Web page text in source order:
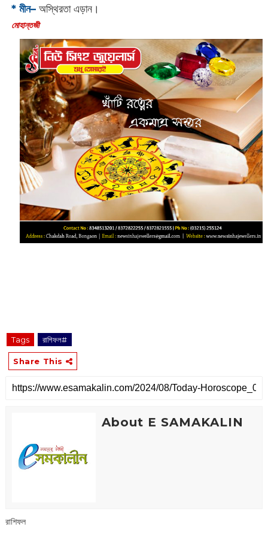
* মীন–অস্থিরতা এড়ান।
‌মোহান্তজী‌‌‌‌‌‌‌‌‌‌‌‌‌‌‌‌‌
Tags রাশিফল#
Share This
About E SAMAKALIN
রাশিফল